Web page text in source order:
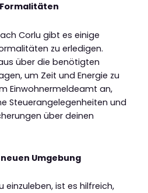
Corlu gibt es einige
zu erledigen.
über die benötigten
um Zeit und Energie zu
Einwohnermeldeamt an,
Steuerangelegenheiten und
über deinen
Umgebung
einzuleben, ist es hilfreich,